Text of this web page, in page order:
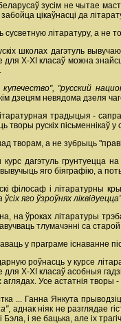
зусім не чытае
цікаўнасці да
сусветную літаратуру, а не
школах дагэтуль
для X-XI класаў можна
купечество", "русский
дзецям невядома дзеля
традыцыя -
творы рускіх пісьменнікаў
творам, а не зубрыць
курс дагэтуль грунтуецца
яго біяграфію, а
філосаф і літаратурны
яго ўзроўнях ліквідуецца"
на ўроках літаратуры
тлумачэнні са
у праграме існаванне
роўнасць у курсе
для X-XI класаў асобныя
аглядах. Усе астатнія творы
... Ганна Янкута
, аднак ніяк не разглядае
і Бэла, і яе бацька, але іх